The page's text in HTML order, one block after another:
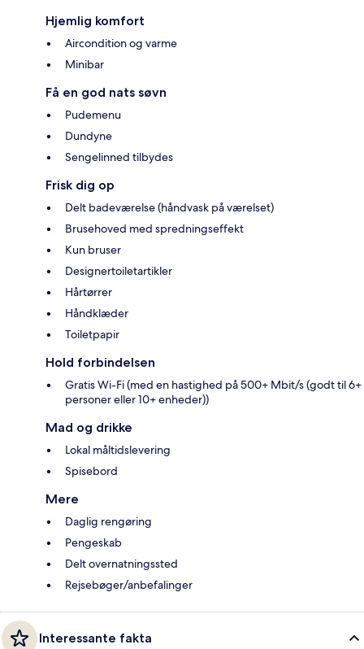
Hjemlig komfort
Aircondition og varme
Minibar
Få en god nats søvn
Pudemenu
Dundyne
Sengelinned tilbydes
Frisk dig op
Delt badeværelse (håndvask på værelset)
Brusehoved med spredningseffekt
Kun bruser
Designertoiletartikler
Hårtørrer
Håndklæder
Toiletpapir
Hold forbindelsen
Gratis Wi-Fi (med en hastighed på 500+ Mbit/s (godt til 6+
personer eller 10+ enheder))
Mad og drikke
Lokal måltidslevering
Spisebord
Mere
Daglig rengøring
Pengeskab
Delt overnatningssted
Rejsebøger/anbefalinger
Interessante fakta